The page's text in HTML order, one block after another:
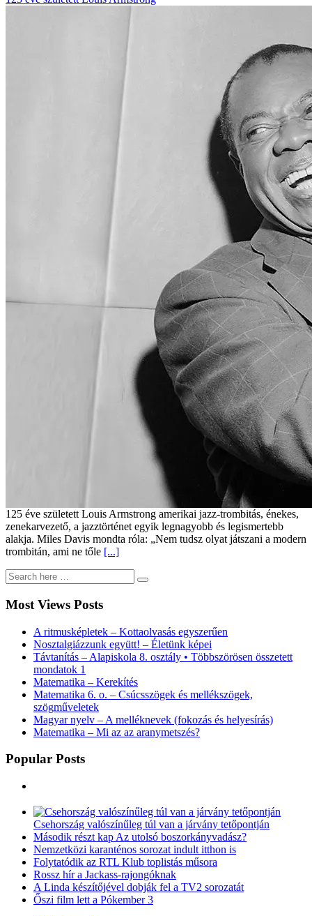
125 éve született Louis Armstrong amerikai jazz-trombitás, énekes,
zenekarvezető, a jazztörténet egyik legnagyobb és legismertebb
alakja. Miles Davis mondta róla: „Nem tudsz olyat játszani a modern
trombitán, ami ne tőle [...]
Most Views Posts
A ritmusképletek – Kottaolvasás egyszerűen
Nosztalgiázzunk együtt! – Életünk képei
Távtanítás – Alapiskola 8. osztály • Többszörösen összetett
mondatok 1
Matematika – Kerekítés
Matematika 6. o. – Csúcsszögek és mellékszögek,
szögműveletek
Magyar nyelv – A melléknevek (fokozás és helyesírás)
Matematika – Mi az az aranymetszés?
Popular Posts
Csehország valószínűleg túl van a járvány tetőpontján
Második részt kap Az utolsó boszorkányvadász?
Nemzetközi karanténos sorozat indult itthon is
Folytatódik az RTL Klub toplistás műsora
Rossz hír a Jackass-rajongóknak
A Linda készítőjével dobják fel a TV2 sorozatát
Őszi film lett a Pókember 3